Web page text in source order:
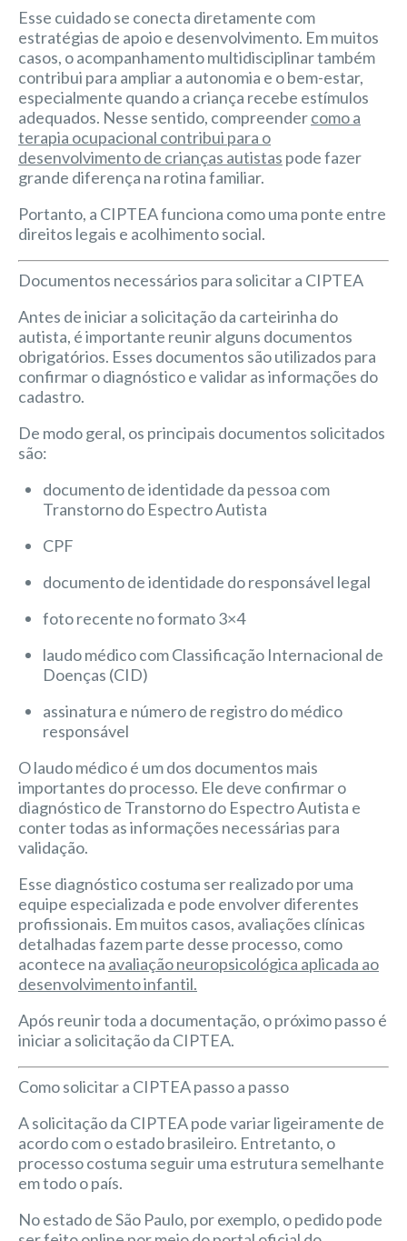
Esse cuidado se conecta diretamente com
estratégias de apoio e desenvolvimento. Em muitos
casos, o acompanhamento multidisciplinar também
contribui para ampliar a autonomia e o bem-estar,
especialmente quando a criança recebe estímulos
adequados. Nesse sentido, compreendercomo a
terapia ocupacional contribui para o
desenvolvimento de crianças autistas pode fazer
grande diferença na rotina familiar.
Portanto, a CIPTEA funciona como uma ponte entre
direitos legais e acolhimento social.
Documentos necessários para solicitar a CIPTEA
Antes de iniciar a solicitação da carteirinha do
autista, é importante reunir alguns documentos
obrigatórios. Esses documentos são utilizados para
confirmar o diagnóstico e validar as informações do
cadastro.
De modo geral, os principais documentos solicitados
são:
documento de identidade da pessoa com
Transtorno do Espectro Autista
CPF
documento de identidade do responsável legal
foto recente no formato 3×4
laudo médico com Classificação Internacional de
Doenças (CID)
assinatura e número de registro do médico
responsável
O laudo médico é um dos documentos mais
importantes do processo. Ele deve confirmar o
diagnóstico de Transtorno do Espectro Autista e
conter todas as informações necessárias para
validação.
Esse diagnóstico costuma ser realizado por uma
equipe especializada e pode envolver diferentes
profissionais. Em muitos casos, avaliações clínicas
detalhadas fazem parte desse processo, como
acontece na avaliação neuropsicológica aplicada ao
desenvolvimento infantil.
Após reunir toda a documentação, o próximo passo é
iniciar a solicitação da CIPTEA.
Como solicitar a CIPTEA passo a passo
A solicitação da CIPTEA pode variar ligeiramente de
acordo com o estado brasileiro. Entretanto, o
processo costuma seguir uma estrutura semelhante
em todo o país.
No estado de São Paulo, por exemplo, o pedido pode